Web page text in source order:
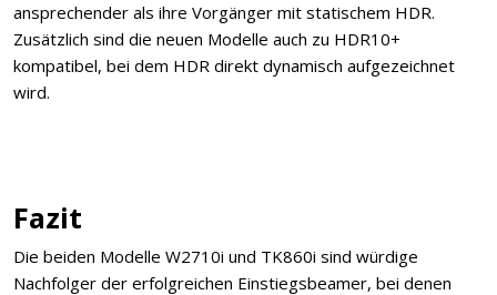
ansprechender als ihre Vorgänger mit statischem HDR.
Zusätzlich sind die neuen Modelle auch zu HDR10+
kompatibel, bei dem HDR direkt dynamisch aufgezeichnet
wird.
Fazit
Die beiden Modelle W2710i und TK860i sind würdige
Nachfolger der erfolgreichen Einstiegsbeamer, bei denen